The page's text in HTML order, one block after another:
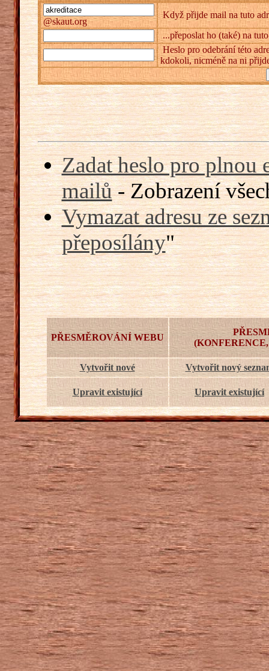
@skaut.org
Když přijde mail na tuto
...přeposlat ho (také) na
Heslo pro odebrání této
kdokoli, nicméně na ni
Zadat heslo pro plnou
mailů- Zobrazení
Vymazat adresu ze
přeposílány"
PŘESMĚROVÁNÍ WEBU
Vytvořit nové Vytvořit nový
Upravit existující Upravit existující